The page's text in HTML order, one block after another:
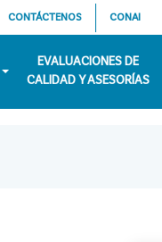
CONTÁCTENOS CONAI
EVALUACIONES DE
CALIDAD Y ASESORÍAS